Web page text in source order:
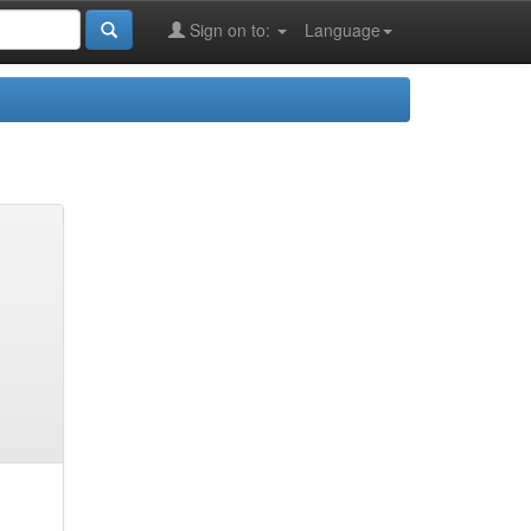
Language
Sign on to: